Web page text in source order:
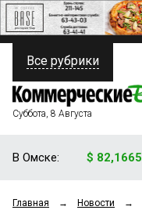
ПОЛИТИКА
ФИНАНСЫ
ОБЩЕСТВО
Все рубрики
Суббота, 8 Августа
В Омске: $ 82,1665
Главная → Новости →